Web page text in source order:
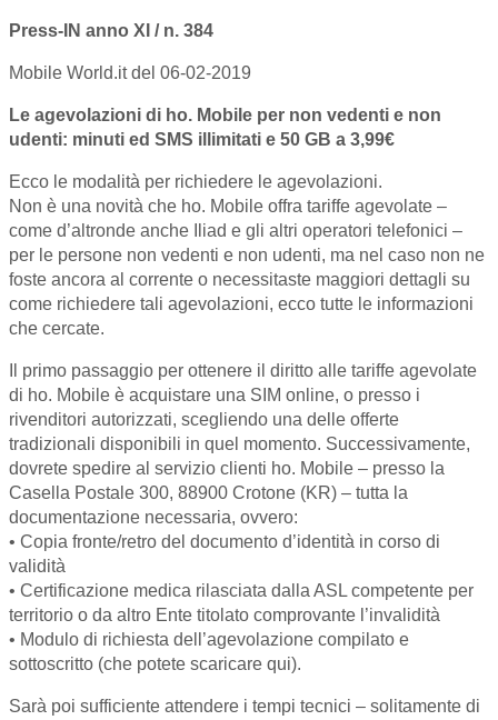
Press-IN anno XI / n. 384
Mobile World.it del 06-02-2019
Le agevolazioni di ho. Mobile per non vedenti e non
udenti: minuti ed SMS illimitati e 50 GB a 3,99€
Ecco le modalità per richiedere le agevolazioni.
Non è una novità che ho. Mobile offra tariffe agevolate –
come d’altronde anche Iliad e gli altri operatori telefonici –
per le persone non vedenti e non udenti, ma nel caso non ne
foste ancora al corrente o necessitaste maggiori dettagli su
come richiedere tali agevolazioni, ecco tutte le informazioni
che cercate.
Il primo passaggio per ottenere il diritto alle tariffe agevolate
di ho. Mobile è acquistare una SIM online, o presso i
rivenditori autorizzati, scegliendo una delle offerte
tradizionali disponibili in quel momento. Successivamente,
dovrete spedire al servizio clienti ho. Mobile – presso la
Casella Postale 300, 88900 Crotone (KR) – tutta la
documentazione necessaria, ovvero:
• Copia fronte/retro del documento d’identità in corso di
validità
• Certificazione medica rilasciata dalla ASL competente per
territorio o da altro Ente titolato comprovante l’invalidità
• Modulo di richiesta dell’agevolazione compilato e
sottoscritto (che potete scaricare qui).
Sarà poi sufficiente attendere i tempi tecnici – solitamente di